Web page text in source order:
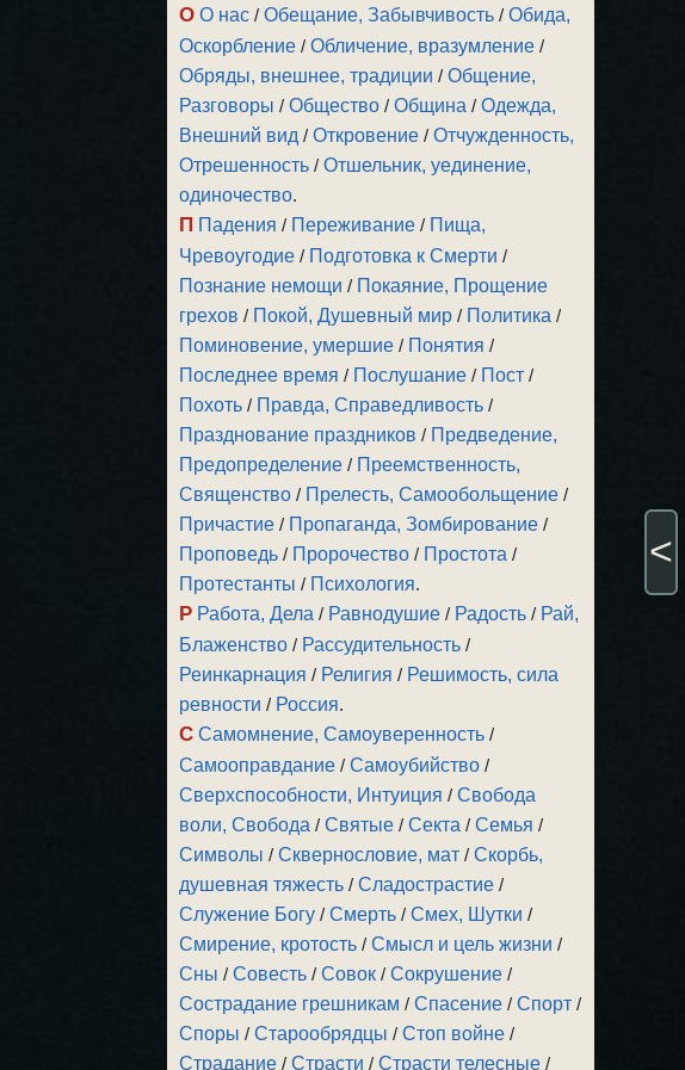
О О нас /Обещание, Забывчивость /Обида,
Оскорбление /Обличение, вразумление /
Обряды, внешнее, традиции /Общение,
Разговоры /Общество /Община /Одежда,
Внешний вид /Откровение /Отчужденность,
Отрешенность /Отшельник, уединение,
одиночество.
П Падения / Переживание / Пища,
Чревоугодие / Подготовка к Смерти /
Познание немощи / Покаяние, Прощение
грехов / Покой, Душевный мир / Политика /
Поминовение, умершие / Понятия /
Последнее время / Послушание / Пост /
Похоть / Правда, Справедливость /
Празднование праздников / Предведение,
Предопределение / Преемственность,
Священство / Прелесть, Самообольщение /
Причастие / Пропаганда, Зомбирование /
Проповедь / Пророчество / Простота /
Протестанты / Психология.
Р Работа, Дела / Равнодушие / Радость / Рай,
Блаженство / Рассудительность /
Реинкарнация / Религия / Решимость, сила
ревности / Россия.
С Самомнение, Самоуверенность /
Самооправдание /Самоубийство /
Сверхспособности, Интуиция /Свобода
воли, Свобода /Святые /Секта /Семья /
Символы /Сквернословие, мат /Скорбь,
душевная тяжесть /Сладострастие /
Служение Богу /Смерть /Смех, Шутки /
Смирение, кротость /Смысл и цель жизни /
Сны /Совесть /Совок /Сокрушение /
Сострадание грешникам /Спасение /Спорт /
Споры /Старообрядцы /Стоп войне /
Страдание /Страсти /Страсти телесные /
<